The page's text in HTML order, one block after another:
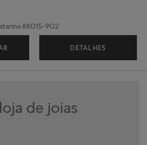
88015-902
DETALHES
de joias